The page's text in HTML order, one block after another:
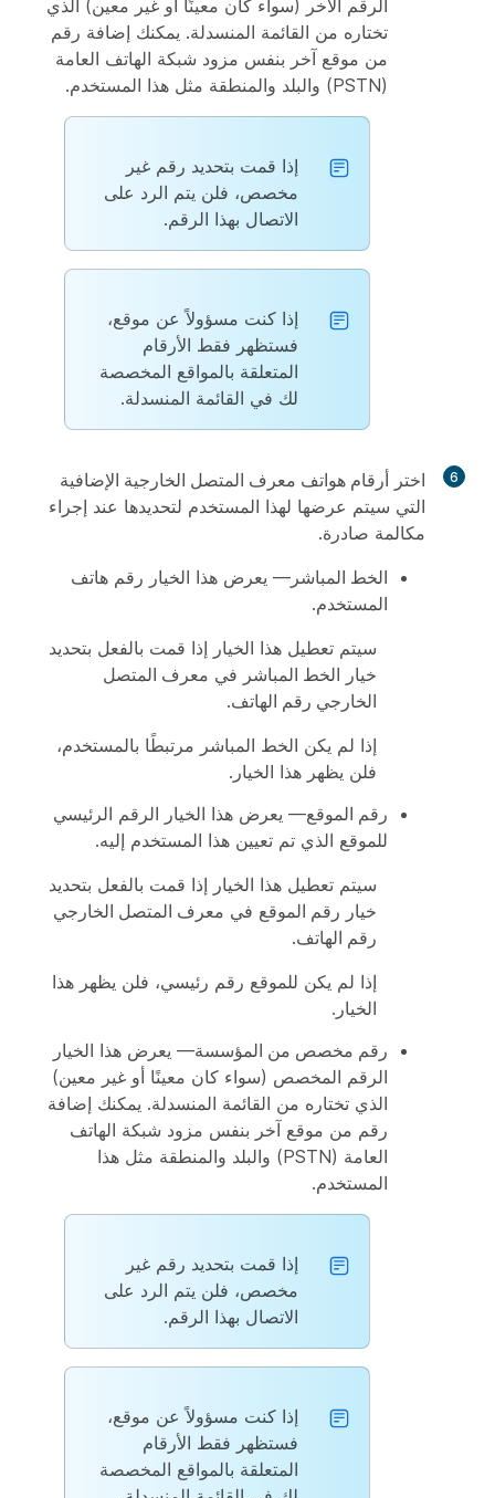
الرقم الآخر (سواء كان معينًا أو غير معين) الذي
تختاره من القائمة المنسدلة. يمكنك إضافة رقم
من موقع آخر بنفس مزود شبكة الهاتف العامة
(PSTN) والبلد والمنطقة مثل هذا المستخدم.
إذا قمت بتحديد رقم غير
مخصص، فلن يتم الرد على
الاتصال بهذا الرقم.
إذا كنت مسؤولاً عن موقع،
فستظهر فقط الأرقام
المتعلقة بالمواقع المخصصة
لك في القائمة المنسدلة.
6 اختر أرقام هواتف معرف المتصل الخارجية الإضافية
التي سيتم عرضها لهذا المستخدم لتحديدها عند إجراء
مكالمة صادرة.
الخط المباشر — يعرض هذا الخيار رقم هاتف
المستخدم.
سيتم تعطيل هذا الخيار إذا قمت بالفعل بتحديد
خيار الخط المباشر في معرف المتصل
الخارجي رقم الهاتف.
إذا لم يكن الخط المباشر مرتبطًا بالمستخدم،
فلن يظهر هذا الخيار.
رقم الموقع— يعرض هذا الخيار الرقم الرئيسي
للموقع الذي تم تعيين هذا المستخدم إليه.
سيتم تعطيل هذا الخيار إذا قمت بالفعل بتحديد
خيار رقم الموقع في معرف المتصل الخارجي
رقم الهاتف.
إذا لم يكن للموقع رقم رئيسي، فلن يظهر هذا
الخيار.
رقم مخصص من المؤسسة— يعرض هذا الخيار
الرقم المخصص (سواء كان معينًا أو غير معين)
الذي تختاره من القائمة المنسدلة. يمكنك إضافة
رقم من موقع آخر بنفس مزود شبكة الهاتف
العامة (PSTN) والبلد والمنطقة مثل هذا
المستخدم.
إذا قمت بتحديد رقم غير
مخصص، فلن يتم الرد على
الاتصال بهذا الرقم.
إذا كنت مسؤولاً عن موقع،
فستظهر فقط الأرقام
المتعلقة بالمواقع المخصصة